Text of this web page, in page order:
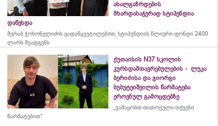
ახალგაზრდების
მხარდასაჭერად სტიპენდია
დაწესდა
მერაბ ჭოხონელიძის გადაწყვეტილებით, სტიპენდიის წლიური ფონდი 2400
ლარს შეადგენს
ქუთაისის N37 სკოლის
კურსდამთავრებულების - ლუკა
ბერიძისა და გიორგი
ბუბუტეიშვილის წარმატება
ეროვნულ გამოცდებზე
„ვამაყობთ თითოეული თქვენი
წარმატებით“